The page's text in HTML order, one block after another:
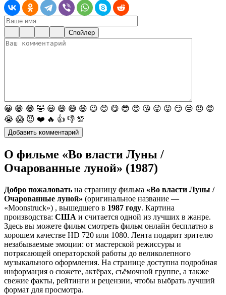
Спойлер
😀 😁 😂 🤣 😃 😄 😅 😆 😉 😊 😋 😎 😍 😘 😜 😝 😏 😒 😞 😡
😭 😱 😈 ❤️ 🔥 👍 👎 💯
О фильме «Во власти Луны /
Очарованные луной» (1987)
Добро пожаловать на страницу фильма «Во власти Луны /
Очарованные луной» (оригинальное название —
«Moonstruck») , вышедшего в 1987 году. Картина
производства: США и считается одной из лучших в жанре.
Здесь вы можете фильм смотреть фильм онлайн бесплатно в
хорошем качестве HD 720 или 1080. Лента подарит зрителю
незабываемые эмоции: от мастерской режиссуры и
потрясающей операторской работы до великолепного
музыкального оформления. На странице доступна подробная
информация о сюжете, актёрах, съёмочной группе, а также
свежие факты, рейтинги и рецензии, чтобы выбрать лучший
формат для просмотра.